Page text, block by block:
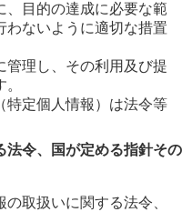
、目的の達成に必要な範
わないように適切な措置
管理し、その利用及び提
特定個人情報）は法令等
法令、国が定める指針その
取扱いに関する法令、